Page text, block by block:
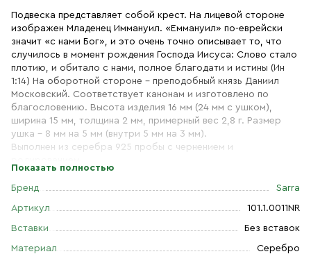
Подвеска представляет собой крест. На лицевой стороне
изображен Младенец Иммануил. «Еммануил» по-еврейски
значит «с нами Бог», и это очень точно описывает то, что
случилось в момент рождения Господа Иисуса: Слово стало
плотию, и обитало с нами, полное благодати и истины (Ин
1:14) На оборотной стороне - преподобный князь Даниил
Московский. Соответствует канонам и изготовлено по
благословению. Высота изделия 16 мм (24 мм с ушком),
ширина 15 мм, толщина 2 мм, примерный вес 2,8 г. Размер
ушка - 8 мм на 5 мм (внутри 5 мм на 3 мм).
Выполнен из серебра 925 пробы с чернением и
Показать полностью
Бренд Sarra
Артикул 101.1.0011NR
Вставки Без вставок
Материал Серебро